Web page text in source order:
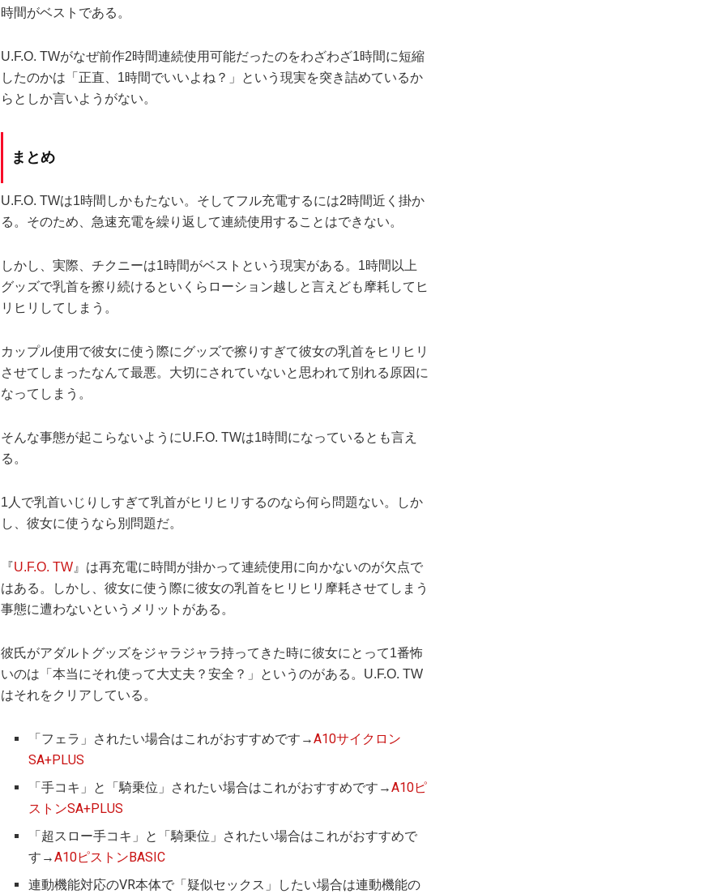
時間がベストである。
U.F.O. TWがなぜ前作2時間連続使用可能だったのをわざわざ1時間に短縮
したのかは「正直、1時間でいいよね？」という現実を突き詰めているか
らとしか言いようがない。
まとめ
U.F.O. TWは1時間しかもたない。そしてフル充電するには2時間近く掛か
る。そのため、急速充電を繰り返して連続使用することはできない。
しかし、実際、チクニーは1時間がベストという現実がある。1時間以上
グッズで乳首を擦り続けるといくらローション越しと言えども摩耗してヒ
リヒリしてしまう。
カップル使用で彼女に使う際にグッズで擦りすぎて彼女の乳首をヒリヒリ
させてしまったなんて最悪。大切にされていないと思われて別れる原因に
なってしまう。
そんな事態が起こらないようにU.F.O. TWは1時間になっているとも言え
る。
1人で乳首いじりしすぎて乳首がヒリヒリするのなら何ら問題ない。しか
し、彼女に使うなら別問題だ。
『U.F.O. TW 』は再充電に時間が掛かって連続使用に向かないのが欠点で
はある。しかし、彼女に使う際に彼女の乳首をヒリヒリ摩耗させてしまう
事態に遭わないというメリットがある。
彼氏がアダルトグッズをジャラジャラ持ってきた時に彼女にとって1番怖
いのは「本当にそれ使って大丈夫？安全？」というのがある。U.F.O. TW
はそれをクリアしている。
「フェラ」されたい場合はこれがおすすめです→A10サイクロン
SA+PLUS
「手コキ」と「騎乗位」されたい場合はこれがおすすめです→A10ピ
ストンSA+PLUS
「超スロー手コキ」と「騎乗位」されたい場合はこれがおすすめで
す→A10ピストンBASIC
連動機能対応のVR本体で「疑似セックス」したい場合は連動機能の